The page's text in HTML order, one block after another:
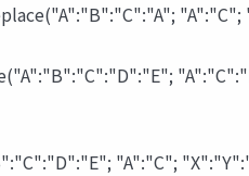
"A":"C";